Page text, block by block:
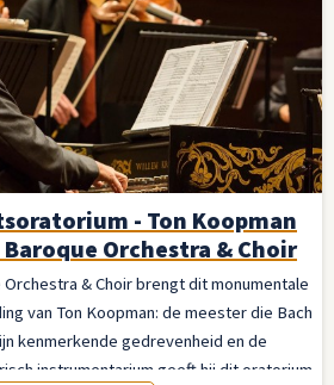
- Ton Koopman
Orchestra & Choir
& Choir brengt dit monumentale
van Ton Koopman: de meester die Bach
kenmerkende gedrevenheid en de
instrumentarium geeft hij dit oratorium